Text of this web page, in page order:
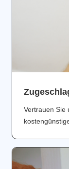
Vertrauen Sie